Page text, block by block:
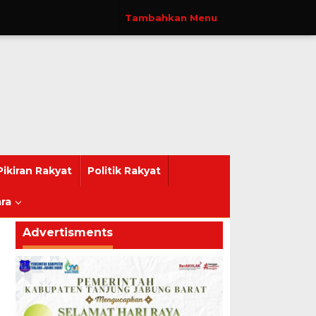
Tambahkan Menu
Rakyat Politik Rakyat
Advertisments